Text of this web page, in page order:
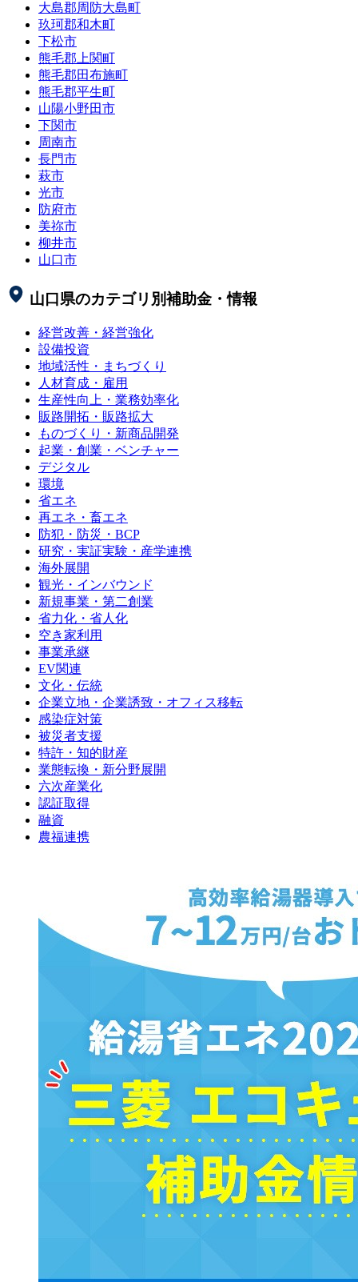
大島郡周防大島町
玖珂郡和木町
下松市
熊毛郡上関町
熊毛郡田布施町
熊毛郡平生町
山陽小野田市
下関市
周南市
長門市
萩市
光市
防府市
美祢市
柳井市
山口市
山口県のカテゴリ別補助金・情報
経営改善・経営強化
設備投資
地域活性・まちづくり
人材育成・雇用
生産性向上・業務効率化
販路開拓・販路拡大
ものづくり・新商品開発
起業・創業・ベンチャー
デジタル
環境
省エネ
再エネ・畜エネ
防犯・防災・BCP
研究・実証実験・産学連携
海外展開
観光・インバウンド
新規事業・第二創業
省力化・省人化
空き家利用
事業承継
EV関連
文化・伝統
企業立地・企業誘致・オフィス移転
感染症対策
被災者支援
特許・知的財産
業態転換・新分野展開
六次産業化
認証取得
融資
農福連携